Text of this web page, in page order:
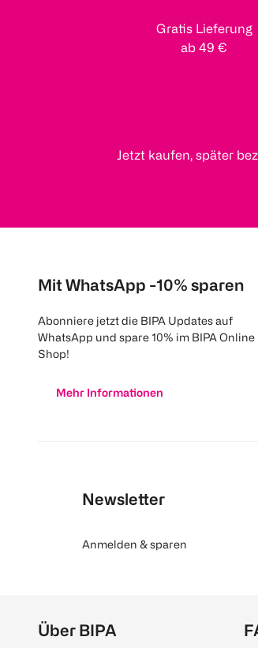
Gratis Lieferung
ab 49 €
Jetzt kaufen, später
Mit WhatsApp -10% sparen
Abonniere jetzt die BIPA Updates auf
WhatsApp und spare 10% im BIPA Online
Shop!
Mehr Informationen
Newsletter
Anmelden & sparen
Über BIPA